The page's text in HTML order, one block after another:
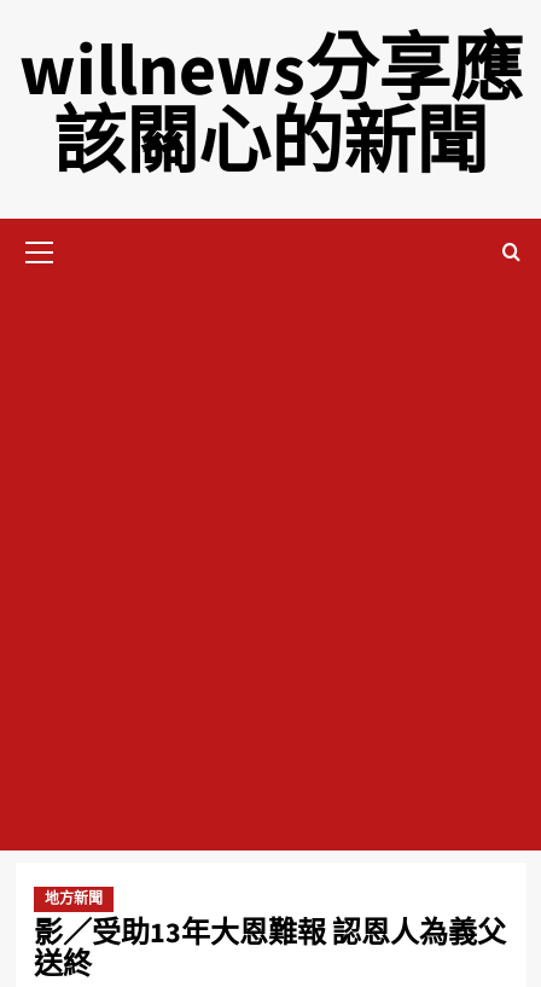
willnews分享應
該關心的新聞
地方新聞
影／受助13年大恩難報 認恩人為義父
送終